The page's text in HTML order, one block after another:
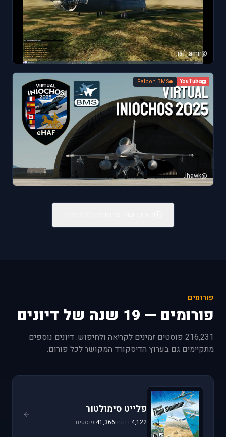
@iaf_amir
YouTube
Falcon BMS
@ihawk.
פורומים
פורומים — 19 שנה של דיונים
216,231 פוסטים זמינים לקריאה ולחיפוש. דיונים נוספים
מתקיימים גם בערוץ הדיסקורד המקושר לכל פורום.
פלייט סימולטור
4,122דיונים41,366 פוסטים